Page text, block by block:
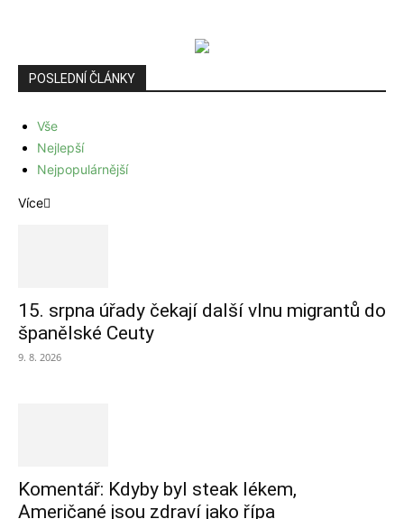
POSLEDNÍ ČLÁNKY
Vše
Nejlepší
Nejpopulárnější
Více
15. srpna úřady čekají další vlnu migrantů do
španělské Ceuty
9. 8. 2026
Komentář: Kdyby byl steak lékem,
Američané jsou zdraví jako řípa